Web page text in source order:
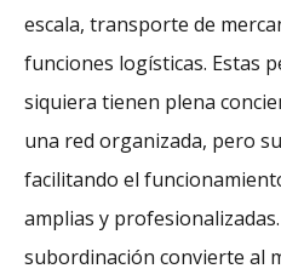
escala, transporte de
funciones logísticas. Estas
siquiera tienen plena
una red organizada, pero
facilitando el
amplias y
subordinación convierte al